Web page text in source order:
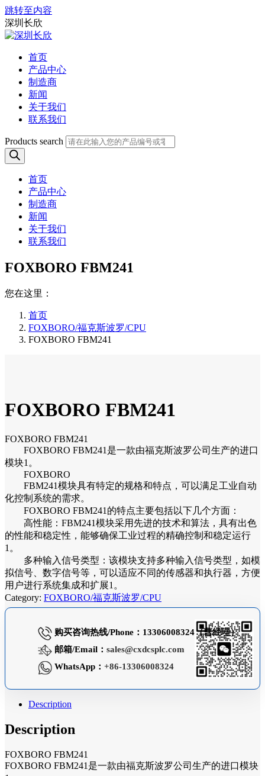
跳转至内容
深圳长欣
首页
产品中心
制造商
新闻
关于我们
联系我们
Products search
首页
产品中心
制造商
新闻
关于我们
联系我们
FOXBORO FBM241
您在这里：
首页
FOXBORO/福克斯波罗/CPU
FOXBORO FBM241
FOXBORO FBM241
FOXBORO FBM241
FOXBORO FBM241是一款由福克斯波罗公司生产的进口
模块1。
FOXBORO
FBM241模块具有特定的规格和特点，可以满足工业自动
化控制系统的需求。
FOXBORO FBM241的特点主要包括以下几个方面：
高性能：FBM241模块采用先进的技术和算法，具有出色
的性能和稳定性，能够确保工业过程的精确控制和稳定运行
1。
多种输入信号类型：该模块支持多种输入信号类型，如模
拟信号、数字信号等，可以适应不同的传感器和执行器，方便
用户进行系统集成和扩展1。
Category: FOXBORO/福克斯波罗/CPU
购买咨询热线/Phone：13306008324（曹经理）
邮箱/Email： sales@cxdcsplc.com
WhatsApp： +86-13306008324
Description
Description
FOXBORO FBM241
FOXBORO FBM241是一款由福克斯波罗公司生产的进口模块